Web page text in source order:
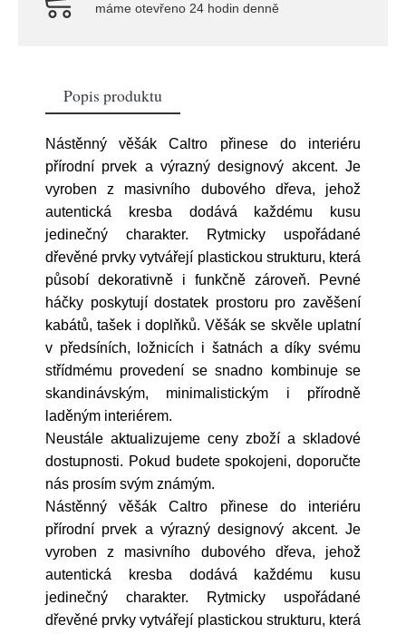
máme otevřeno 24 hodin denně
Popis produktu
Nástěnný věšák Caltro přinese do interiéru
přírodní prvek a výrazný designový akcent. Je
vyroben z masivního dubového dřeva, jehož
autentická kresba dodává každému kusu
jedinečný charakter. Rytmicky uspořádané
dřevěné prvky vytvářejí plastickou strukturu, která
působí dekorativně i funkčně zároveň. Pevné
háčky poskytují dostatek prostoru pro zavěšení
kabátů, tašek i doplňků. Věšák se skvěle uplatní
v předsíních, ložnicích i šatnách a díky svému
střídmému provedení se snadno kombinuje se
skandinávským, minimalistickým i přírodně
laděným interiérem.
Neustále aktualizujeme ceny zboží a skladové
dostupnosti. Pokud budete spokojeni, doporučte
nás prosím svým známým.
Nástěnný věšák Caltro přinese do interiéru
přírodní prvek a výrazný designový akcent. Je
vyroben z masivního dubového dřeva, jehož
autentická kresba dodává každému kusu
jedinečný charakter. Rytmicky uspořádané
dřevěné prvky vytvářejí plastickou strukturu, která